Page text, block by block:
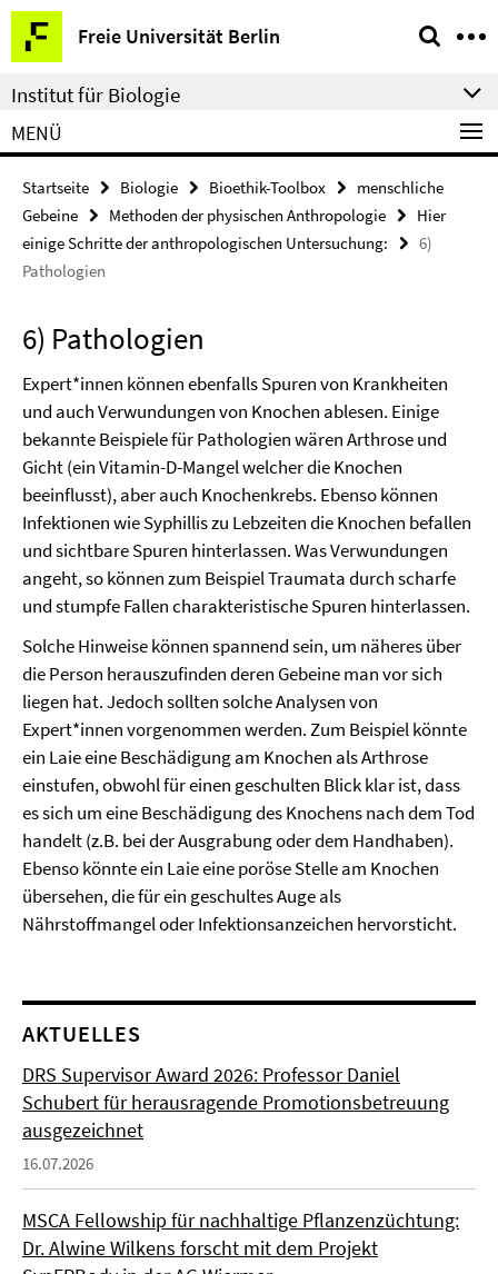
Springe
direkt
zu
Inhalt
Freie Universität Berlin
Service-
Navigation
Institut für Biologie
MENÜ
Startseite Biologie Bioethik-Toolbox
menschliche
Gebeine
Methoden der physischen Anthropologie
Hier
einige Schritte der anthropologischen Untersuchung:
6)
Pathologien
6) Pathologien
Expert*innen können ebenfalls Spuren von Krankheiten
und auch Verwundungen von Knochen ablesen. Einige
bekannte Beispiele für Pathologien wären Arthrose und
Gicht (ein Vitamin-D-Mangel welcher die Knochen
beeinflusst), aber auch Knochenkrebs. Ebenso können
Infektionen wie Syphillis zu Lebzeiten die Knochen befallen
und sichtbare Spuren hinterlassen. Was Verwundungen
angeht, so können zum Beispiel Traumata durch scharfe
und stumpfe Fallen charakteristische Spuren hinterlassen.
Solche Hinweise können spannend sein, um näheres über
die Person herauszufinden deren Gebeine man vor sich
liegen hat. Jedoch sollten solche Analysen von
Expert*innen vorgenommen werden. Zum Beispiel könnte
ein Laie eine Beschädigung am Knochen als Arthrose
einstufen, obwohl für einen geschulten Blick klar ist, dass
es sich um eine Beschädigung des Knochens nach dem Tod
handelt (z.B. bei der Ausgrabung oder dem Handhaben).
Ebenso könnte ein Laie eine poröse Stelle am Knochen
übersehen, die für ein geschultes Auge als
Nährstoffmangel oder Infektionsanzeichen hervorsticht.
AKTUELLES
DRS Supervisor Award 2026: Professor Daniel
Schubert für herausragende Promotionsbetreuung
ausgezeichnet
16.07.2026
MSCA Fellowship für nachhaltige Pflanzenzüchtung:
Dr. Alwine Wilkens forscht mit dem Projekt